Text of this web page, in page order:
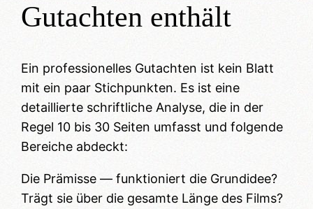
Gutachten enthält
Ein professionelles Gutachten ist kein Blatt
mit ein paar Stichpunkten. Es ist eine
detaillierte schriftliche Analyse, die in der
Regel 10 bis 30 Seiten umfasst und folgende
Bereiche abdeckt:
Die Prämisse — funktioniert die Grundidee?
Trägt sie über die gesamte Länge des Films?